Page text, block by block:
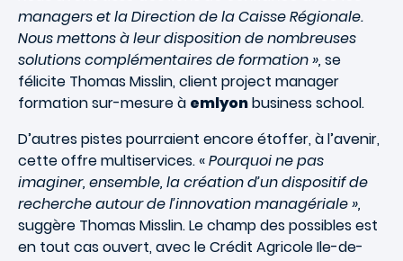
managers et la Direction de la Caisse Régionale.
Nous mettons à leur disposition de nombreuses
solutions complémentaires de formation », se
félicite Thomas Misslin, client project manager
formation sur-mesure à emlyonbusiness school.
D’autres pistes pourraient encore étoffer, à l’avenir,
cette offre multiservices. «Pourquoi ne pas
imaginer, ensemble, la création d’un dispositif de
recherche autour de l’innovation managériale »,
suggère Thomas Misslin. Le champ des possibles est
en tout cas ouvert, avec le Crédit Agricole Ile-de-